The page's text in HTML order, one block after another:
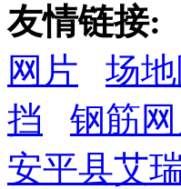
友情链接:
网片
场
挡
钢筋
安平县艾